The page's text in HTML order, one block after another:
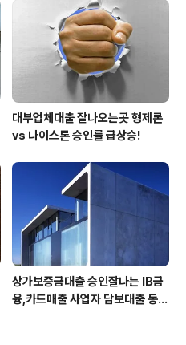
대부업체대출 잘나오는곳 형제론
vs 나이스론 승인률 급상승!
상가보증금대출 승인잘나는 IB금
융,카드매출 사업자 담보대출 동